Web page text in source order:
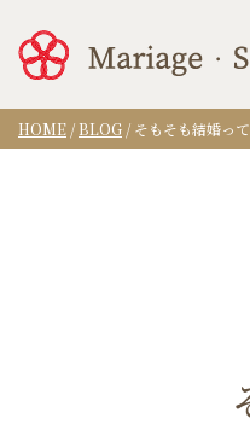
HOME /BLOG / そもそも結婚っ